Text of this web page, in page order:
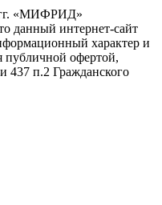
«МИФРИД»
данный интернет-сайт
характер и
публичной офертой,
437 п.2 Гражданского